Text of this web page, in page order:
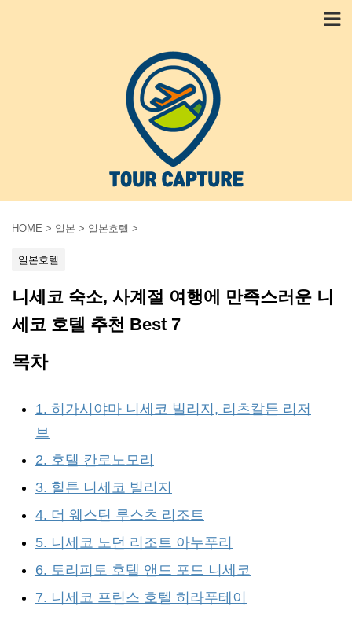
HOME > 일본 > 일본호텔 >
일본호텔
니세코 숙소, 사계절 여행에 만족스러운 니
세코 호텔 추천 Best 7
목차
1. 히가시야마 니세코 빌리지, 리츠칼튼 리저
브
2. 호텔 칸로노모리
3. 힐튼 니세코 빌리지
4. 더 웨스틴 루스츠 리조트
5. 니세코 노던 리조트 아누푸리
6. 토리피토 호텔 앤드 포드 니세코
7. 니세코 프린스 호텔 히라푸테이